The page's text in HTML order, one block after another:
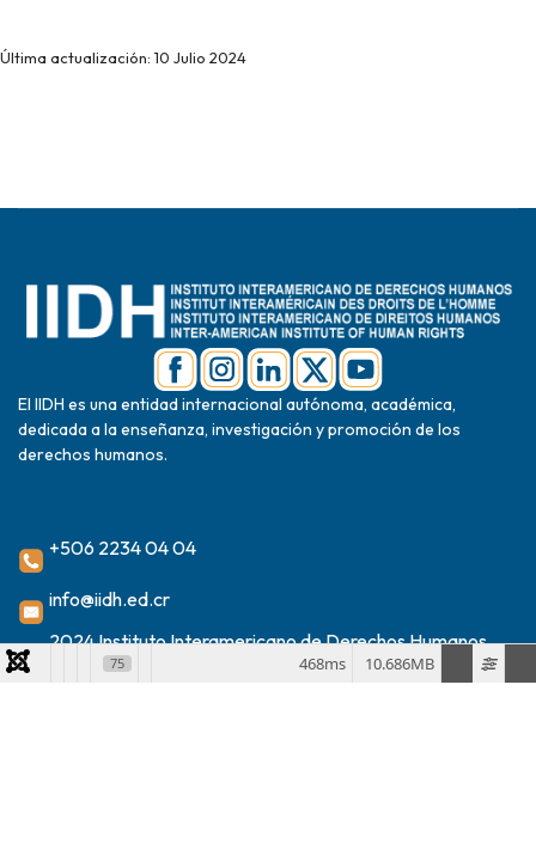
Última actualización: 10 Julio 2024
El IIDH es una entidad internacional autónoma, académica,
dedicada a la enseñanza, investigación y promoción de los
derechos humanos.
+506 2234 04 04
info@iidh.ed.cr
2024 Instituto Interamericano de Derechos Humanos
75 10.686MB
468ms